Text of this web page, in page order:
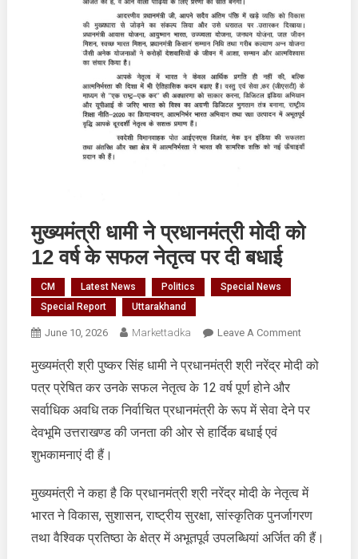
मुख्यमंत्री धामी ने प्रधानमंत्री मोदी को
12 वर्ष के सफल नेतृत्व पर दी बधाई
CM Latest News Politics
Special News
Special Report
Uttarakhand
June 10, 2026 Markettadka Leave A CommentOn
धामी
प्रधानमंत्री
के
सफल
नेतृत्व
मुख्यमंत्री श्री पुष्कर सिंह धामी ने प्रधानमंत्री श्री नरेंद्र मोदी को
पत्र प्रेषित कर उनके सफल नेतृत्व के 12 वर्ष पूर्ण होने और
सर्वाधिक अवधि तक निर्वाचित प्रधानमंत्री के रूप में सेवा देने पर
देवभूमि उत्तराखण्ड की जनता की ओर से हार्दिक बधाई एवं
शुभकामनाएं दी हैं।
मुख्यमंत्री ने कहा है कि प्रधानमंत्री श्री नरेंद्र मोदी के नेतृत्व में
भारत ने विकास, सुशासन, राष्ट्रीय सुरक्षा, सांस्कृतिक पुनर्जागरण
तथा वैश्विक प्रतिष्ठा के क्षेत्र में अभूतपूर्व उपलब्धियां अर्जित की हैं।